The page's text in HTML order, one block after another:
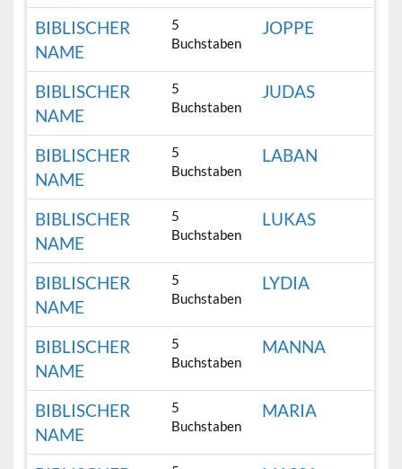
BIBLISCHER
NAME
5
Buchstaben
JOPPE
BIBLISCHER
NAME
5
Buchstaben
JUDAS
BIBLISCHER
NAME
5
Buchstaben
LABAN
BIBLISCHER
NAME
5
Buchstaben
LUKAS
BIBLISCHER
NAME
5
Buchstaben
LYDIA
BIBLISCHER
NAME
5
Buchstaben
MANNA
BIBLISCHER
NAME
5
Buchstaben
MARIA